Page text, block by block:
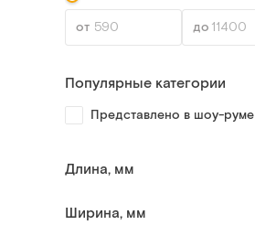
Популярные категории
Представлено в шоу-руме
Длина, мм
Ширина, мм